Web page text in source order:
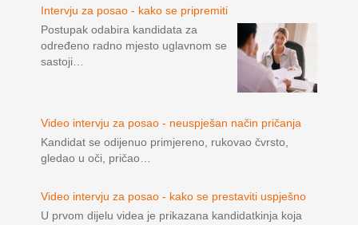
Intervju za posao - kako se pripremiti
Postupak odabira kandidata za
određeno radno mjesto uglavnom se
sastoji…
Video intervju za posao - neuspješan način pričanja
Kandidat se odijenuo primjereno, rukovao čvrsto,
gledao u oči, pričao…
Video intervju za posao - kako se prestaviti uspješno
U prvom dijelu videa je prikazana kandidatkinja koja